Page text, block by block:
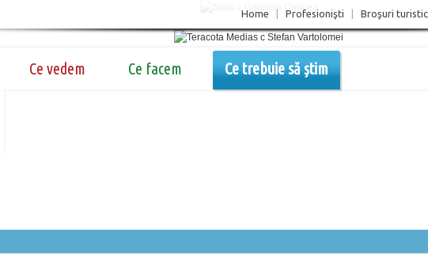
Home Profesionişti Broşuri
Ce vedem Ce facem Ce trebuie să știm